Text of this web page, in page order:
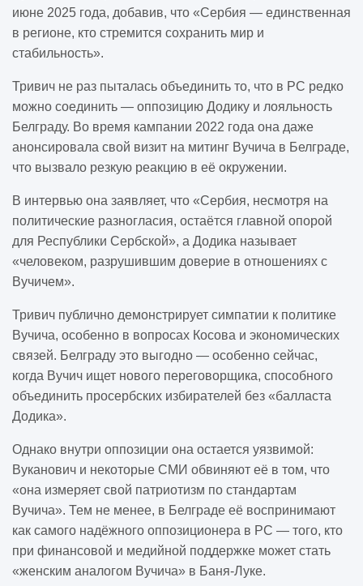
июне 2025 года, добавив, что «Сербия — единственная
в регионе, кто стремится сохранить мир и
стабильность».
Тривич не раз пыталась объединить то, что в РС редко
можно соединить — оппозицию Додику и лояльность
Белграду. Во время кампании 2022 года она даже
анонсировала свой визит на митинг Вучича в Белграде,
что вызвало резкую реакцию в её окружении.
В интервью она заявляет, что «Сербия, несмотря на
политические разногласия, остаётся главной опорой
для Республики Сербской», а Додика называет
«человеком, разрушившим доверие в отношениях с
Вучичем».
Тривич публично демонстрирует симпатии к политике
Вучича, особенно в вопросах Косова и экономических
связей. Белграду это выгодно — особенно сейчас,
когда Вучич ищет нового переговорщика, способного
объединить просербских избирателей без «балласта
Додика».
Однако внутри оппозиции она остается уязвимой:
Вуканович и некоторые СМИ обвиняют её в том, что
«она измеряет свой патриотизм по стандартам
Вучича». Тем не менее, в Белграде её воспринимают
как самого надёжного оппозиционера в РС — того, кто
при финансовой и медийной поддержке может стать
«женским аналогом Вучича» в Баня-Луке.